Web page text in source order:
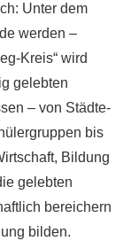
Unter dem
werden –
Kreis“ wird
gelebten
– von Städte-
bis
Bildung
gelebten
bereichern
bilden.